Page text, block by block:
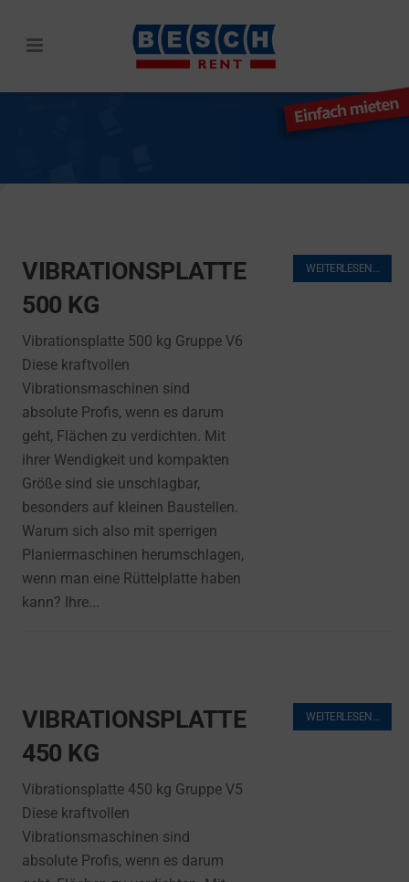
SUCHE
VIBRATIONSPLATTE
500 KG
Vibrationsplatte 500 kg Gruppe V6
Diese kraftvollen
Vibrationsmaschinen sind
absolute Profis, wenn es darum
geht, Flächen zu verdichten. Mit
ihrer Wendigkeit und kompakten
Größe sind sie unschlagbar,
besonders auf kleinen Baustellen.
Warum sich also mit sperrigen
Planiermaschinen herumschlagen,
wenn man eine Rüttelplatte haben
kann? Ihre...
WEITERLESEN…
VIBRATIONSPLATTE
450 KG
Vibrationsplatte 450 kg Gruppe V5
Diese kraftvollen
Vibrationsmaschinen sind
absolute Profis, wenn es darum
WEITERLESEN…